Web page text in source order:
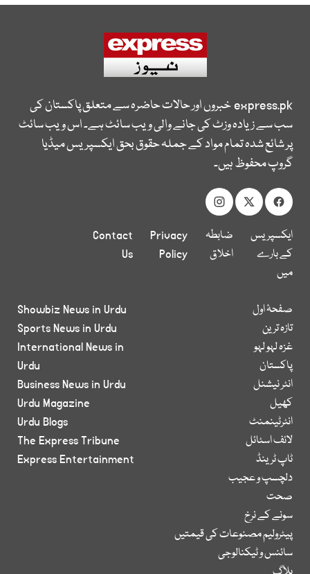
express.pkخبروں اور حالات حاضرہ سے متعلق پاکستان کی
سب سے زیادہ وزٹ کی جانے والی ویب سائٹ ہے۔ اس ویب سائٹ
پر شائع شدہ تمام مواد کے جملہ حقوق بحق ایکسپریس میڈیا
گروپ محفوظ ہیں۔
ایکسپریس
کے بارے
میں
ضابطہ
اخلاق
Privacy
Policy
Contact
Us
صفحۂ اول
تازہ ترین
غزہ لہو لہو
پاکستان
انٹر نیشنل
کھیل
انٹرٹینمنٹ
لائف اسٹائل
ٹاپ ٹرینڈ
دلچسپ و عجیب
صحت
سونے کے نرخ
پیٹرولیم مصنوعات کی قیمتیں
سائنس و ٹیکنالوجی
Showbiz News in Urdu
Sports News in Urdu
International News in
Urdu
Business News in Urdu
Urdu Magazine
Urdu Blogs
The Express Tribune
Express Entertainment